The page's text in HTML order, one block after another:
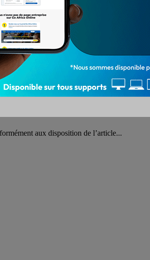
du 28 au 30 juin dernier, un stage de...
aux disposition de l’article...